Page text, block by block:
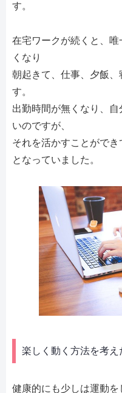
す。
在宅ワークが続くと、
くなり
朝起きて、仕事、夕飯
す。
出勤時間が無くなり、
いのですが、
それを活かすことがで
となっていました。
楽しく動く方法を考え
健康的にも少しは運動を